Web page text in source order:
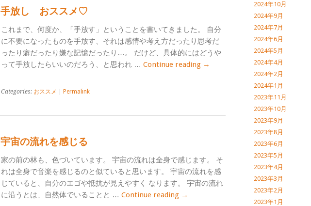
手放し おススメ♡
これまで、何度か、「手放す」ということを書いてきました。 自分
に不要になったものを手放す、それは感情や考え方だったり思考だ
ったり癖だったり嫌な記憶だったり…。 だけど、具体的にはどうや
って手放したらいいのだろう、と思われ … Continue reading →
Categories: おススメ Permalink
宇宙の流れを感じる
家の前の林も、色づいています。 宇宙の流れは全身で感じます。 そ
れは全身で音楽を感じるのと似ていると思います。 宇宙の流れを感
じていると、自分のエゴや抵抗が見えやすく なります。 宇宙の流れ
に沿うとは、自然体でいることと … Continue reading →
2024年10月
2024年9月
2024年7月
2024年6月
2024年5月
2024年4月
2024年2月
2024年1月
2023年11月
2023年10月
2023年9月
2023年8月
2023年6月
2023年5月
2023年4月
2023年3月
2023年2月
2023年1月